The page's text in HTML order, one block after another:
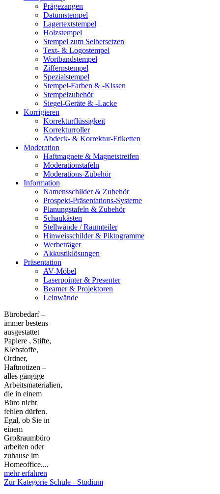
Prägezangen
Datumstempel
Lagertextstempel
Holzstempel
Stempel zum Selbersetzen
Text- & Logostempel
Wortbandstempel
Ziffernstempel
Spezialstempel
Stempel-Farben & -Kissen
Stempelzubehör
Siegel-Geräte & -Lacke
Korrigieren
Korrekturflüssigkeit
Korrekturroller
Abdeck- & Korrektur-Etiketten
Moderation
Haftmagnete & Magnetstreifen
Moderationstafeln
Moderations-Zubehör
Information
Namensschilder & Zubehör
Prospekt-Präsentations-Systeme
Planungstafeln & Zubehör
Schaukästen
Stellwände / Raumteiler
Hinweisschilder & Piktogramme
Werbeträger
Akkustiklösungen
Präsentation
AV-Möbel
Laserpointer & Presenter
Beamer & Projektoren
Leinwände
Bürobedarf –
immer bestens
ausgestattet
Papiere , Stifte,
Klebstoffe,
Ordner,
Haftnotizen –
alles gängige
Arbeitsmaterialien,
die in einem
Büro nicht
fehlen dürfen.
Egal, ob Sie in
einem
Großraumbüro
arbeiten oder
zuhause im
Homeoffice....
mehr erfahren
Zur Kategorie Schule - Studium